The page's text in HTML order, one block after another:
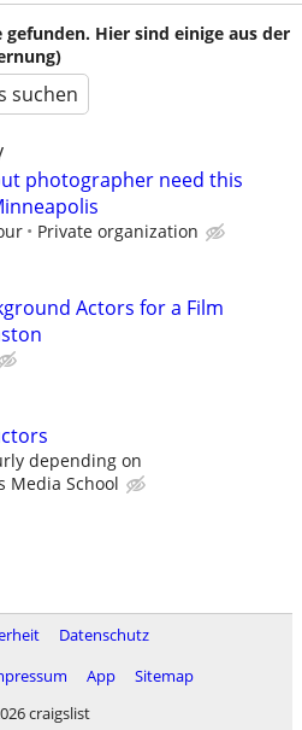
gefunden. Hier sind einige aus der
suchen
photographer need this
Private organization
Actors for a Film
depending on
Media School
Datenschutz
App
Sitemap
craigslist